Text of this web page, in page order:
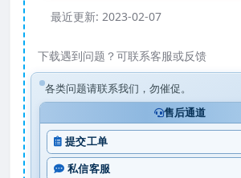
最近更新: 2023-02-07
下载遇到问题？可联系客服或反馈
各类问题请联系我们，勿催促。
售后通道
提交工单
私信客服